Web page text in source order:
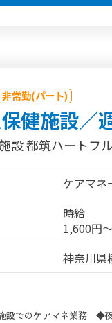
非常勤(パート)
健施設／
設 都筑ハートフ
ケアマネ
時給
1,600円
神奈川県
設でのケアマネ業務